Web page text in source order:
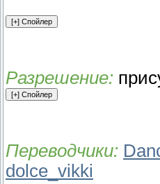
Разрешение:
Переводчики:
dolce_vikki